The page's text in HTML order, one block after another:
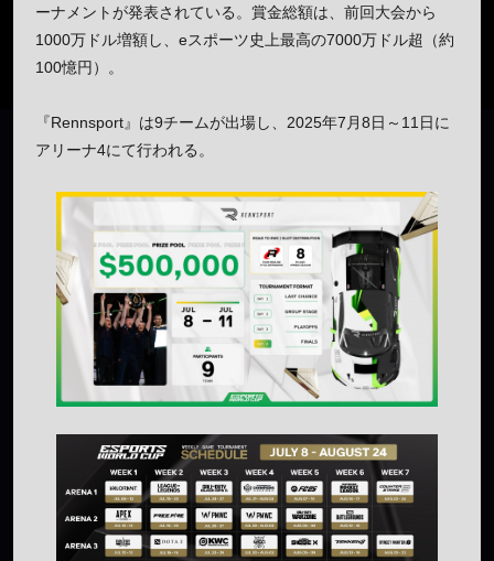
ーナメントが発表されている。賞金総額は、前回大会から
1000万ドル増額し、eスポーツ史上最高の7000万ドル超（約
100憶円）。
『Rennsport』は9チームが出場し、2025年7月8日～11日に
アリーナ4にて行われる。